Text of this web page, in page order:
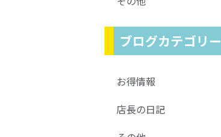
ブログカテゴリー
お得情報
店長の日記